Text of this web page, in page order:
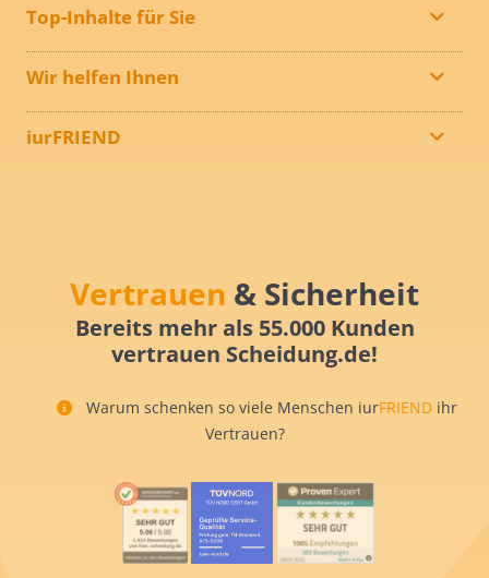
Top-Inhalte für Sie
Wir helfen Ihnen
iurFRIEND
Vertrauen & Sicherheit
Bereits mehr als 55.000 Kunden
vertrauen Scheidung.de!
Warum schenken so viele Menschen iurFRIEND ihr
Vertrauen?